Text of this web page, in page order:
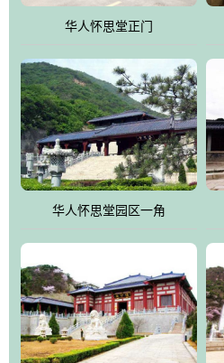
境的绘画中的河流、山川、彩云、明
伴，与祖宗同眠，他（她）们的思想
辉。
怀思堂作为豪华室内骨灰存放处，将
人合一、太极八卦、生辰八字及生肖
厅七千个福位分十二小区，按十二
肖、八字、时辰亦可参考地理方位
地宫陵寝式的，入口楹联选材于著名
他人亦已歌，死后何所道，托体同山
雀，后玄武"的四大吉祥物铜雕挂件。
华人怀思堂正门
华人怀思堂园区一角